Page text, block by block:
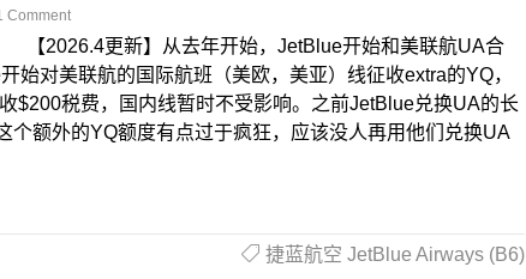
Comment
【2026.4更新】从去年开始，JetBlue开始和美联航UA合
始对美联航的国际航班（美欧，美亚）线征收extra的YQ，
$200税费，国内线暂时不受影响。之前JetBlue兑换UA的长
个额外的YQ额度有点过于疯狂，应该没人再用他们兑换UA
捷蓝航空 JetBlue Airways (B6)